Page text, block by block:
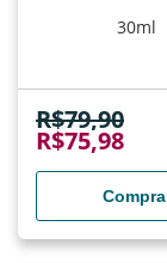
30ml
R$79,90
R$75,98